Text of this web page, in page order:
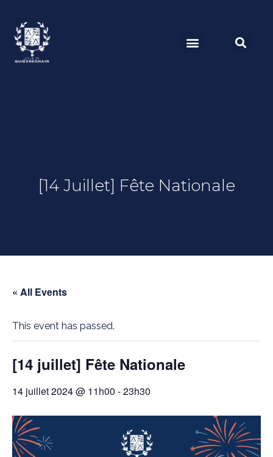
[14 Juillet] Fête Nationale
« All Events
This event has passed.
[14 juillet] Fête Nationale
14 juillet 2024 @ 11h00 -23h30